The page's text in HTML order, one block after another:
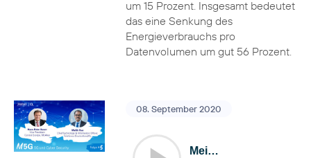
um 15 Prozent. Insgesamt bedeutet
das eine Senkung des
Energieverbrauchs pro
Datenvolumen um gut 56 Prozent.
08. September 2020